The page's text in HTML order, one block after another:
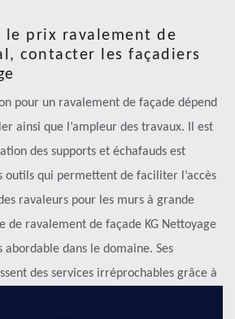
le prix ravalement de
contacter les façadiers
pour un ravalement de façade dépend
ainsi que l’ampleur des travaux. Il est
des supports et échafauds est
outils qui permettent de faciliter l’accès
ravaleurs pour les murs à grande
de ravalement de façade KG Nettoyage
dans le domaine. Ses
des services irréprochables grâce à